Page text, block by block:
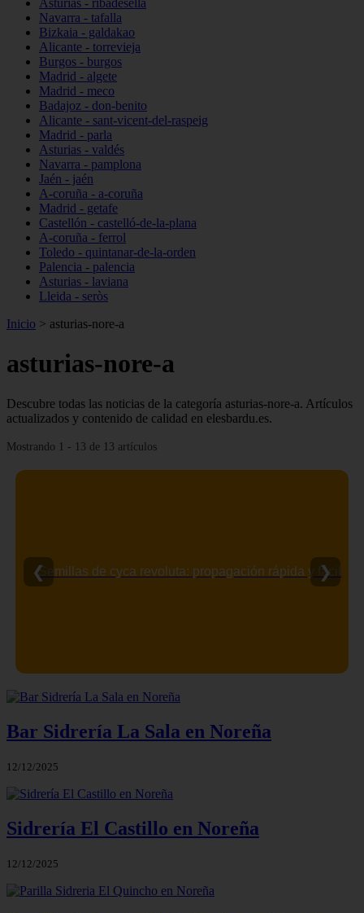
Asturias - ribadesella
Navarra - tafalla
Bizkaia - galdakao
Alicante - torrevieja
Burgos - burgos
Madrid - algete
Madrid - meco
Badajoz - don-benito
Alicante - sant-vicent-del-raspeig
Madrid - parla
Asturias - valdés
Navarra - pamplona
Jaén - jaén
A-coruña - a-coruña
Madrid - getafe
Castellón - castelló-de-la-plana
A-coruña - ferrol
Toledo - quintanar-de-la-orden
Palencia - palencia
Asturias - laviana
Lleida - seròs
Inicio > asturias-nore-a
asturias-nore-a
Descubre todas las noticias de la categoría asturias-nore-a. Artículos
actualizados y contenido de calidad en elesbardu.es.
Mostrando 1 - 13 de 13 artículos
Semillas de cyca revoluta: propagación rápida y fácil
❮ ❯
Bar Sidrería La Sala en Noreña
12/12/2025
Sidrería El Castillo en Noreña
12/12/2025